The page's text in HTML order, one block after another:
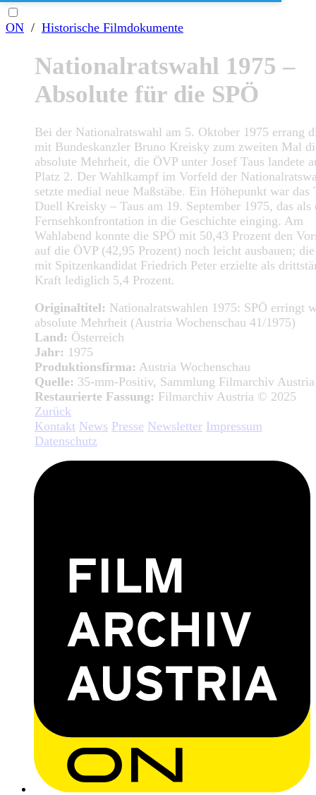
ON / Historische Filmdokumente
Nationalratswahl 1975 –
Absolute für die SPÖ
Bei der Nationalratswahl am 5. Oktober 1975 errang
mit Bundeskanzler Bruno Kreisky zum zweiten Mal
absolute Mehrheit, die ÖVP unter Josef Taus landete
Platz 2. Der Wahlkampf im Vorfeld der
setzte medial neue Maßstäbe. Ein Höhepunkt war das
Duell Kreisky – Taus am 19. September 1975, das als
Fernsehkonfrontation in die Geschichte einging. Am
Wahlabend konnte die SPÖ mit 50,43 Prozent den
auf die ÖVP (42,95 Prozent) noch leicht ausbauen;
mit Spitzenkandidat Friedrich Peter erzielte als
Kraft lediglich 5,4 Prozent.
Originaltitel: Nationalratswahlen 1975: SPÖ erringt
absolute Mehrheit (Austria Wochenschau 41/1975)
Land: Österreich
Jahr: 1975
Produktionsfirma: Austria Wochenschau
Quelle: 35-mm-Positiv, Sammlung Filmarchiv Austria
Restaurierte Fassung: Filmarchiv Austria © 2025
Zurück
Kontakt News Presse Newsletter Impressum
Datenschutz